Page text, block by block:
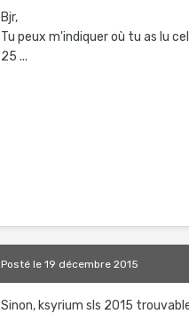
Bjr,
Tu peux m'indiquer où tu as lu
25 ...
Postéle 19 décembre 2015
Sinon, ksyrium sls 2015